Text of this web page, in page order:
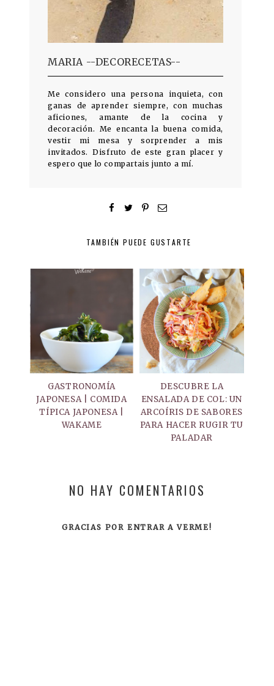
MARIA --DECORECETAS--
Me considero una persona inquieta, con
ganas de aprender siempre, con muchas
aficiones, amante de la cocina y
decoración. Me encanta la buena comida,
vestir mi mesa y sorprender a mis
invitados. Disfruto de este gran placer y
espero que lo compartais junto a mí.
TAMBIÉN PUEDE GUSTARTE
GASTRONOMÍA
JAPONESA | COMIDA
TÍPICA JAPONESA |
WAKAME
DESCUBRE LA
ENSALADA DE COL: UN
ARCOÍRIS DE SABORES
PARA HACER RUGIR TU
PALADAR
NO HAY COMENTARIOS
GRACIAS POR ENTRAR A VERME!